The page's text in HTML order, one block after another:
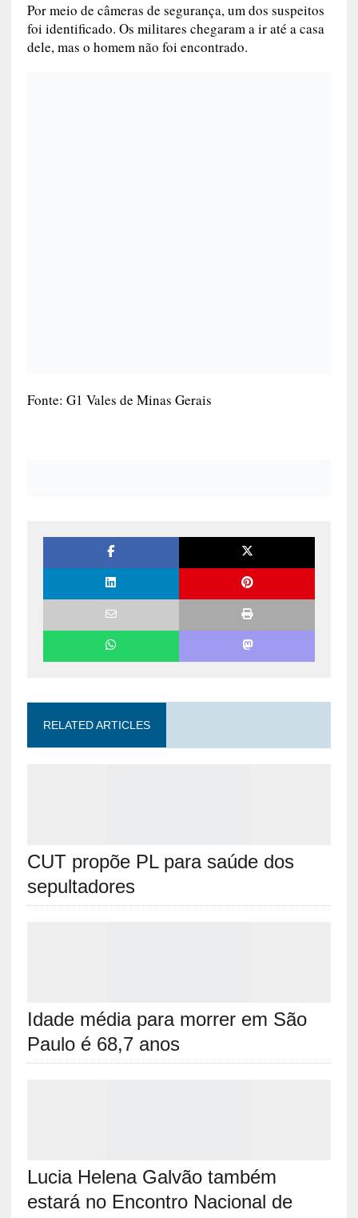
Por meio de câmeras de segurança, um dos suspeitos
foi identificado. Os militares chegaram a ir até a casa
dele, mas o homem não foi encontrado.
Fonte: G1 Vales de Minas Gerais
RELATED ARTICLES
CUT propõe PL para saúde dos
sepultadores
Idade média para morrer em São
Paulo é 68,7 anos
Lucia Helena Galvão também
estará no Encontro Nacional de